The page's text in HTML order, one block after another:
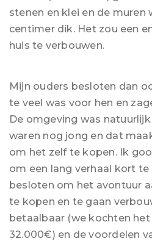
stenen en klei en de muren
centimer dik. Het zou een
huis te verbouwen.
Mijn ouders besloten dan
te veel was voor hen en
De omgeving was
waren nog jong en dat
om het zelf te kopen. Ik
om een lang verhaal kort
besloten om het avontuur
te kopen en te gaan
betaalbaar (we kochten
32.000€) en de voordelen